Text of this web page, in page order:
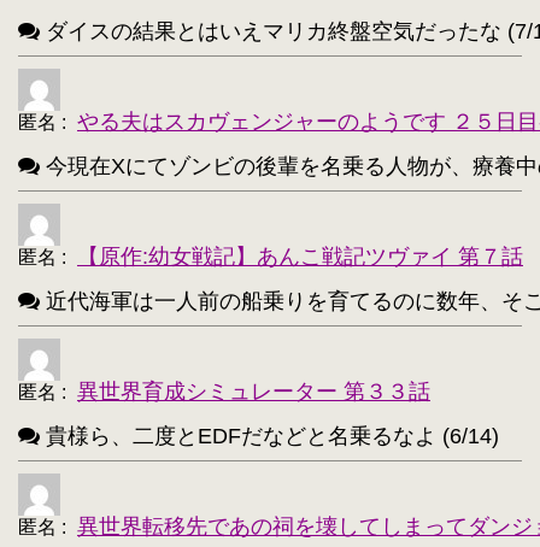
・ サーニャ・V・リトヴャク【188】
・
・ 不知火(艦これ)【186】
・ めぐみん(このすば)【172】
・
・ 鹿目まどか【168】
ダイスの結果とはいえマリカ終盤空気だったな (7/
匿名 : やる夫はスカヴェンジャーのようです ２５日
今現在Xにてゾンビの後輩を名乗る人物が、療養
匿名 :
【原作:幼女戦記】あんこ戦記ツヴァイ 第７話
近代海軍は一人前の船乗りを育てるのに数年、そ
匿名 : 異世界育成シミュレーター 第３３話
貴様ら、二度とEDFだなどと名乗るなよ (6/14)
匿名 : 異世界転移先であの祠を壊してしまってダン